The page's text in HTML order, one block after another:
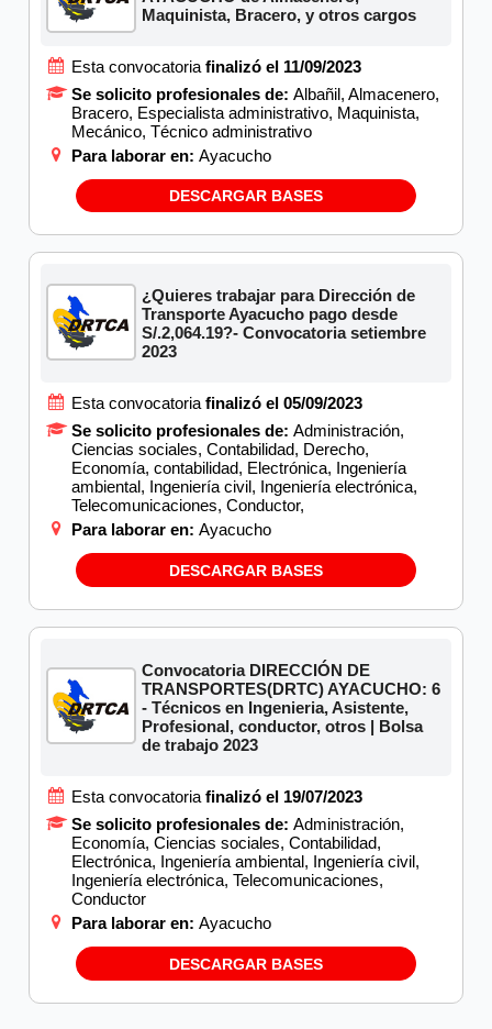
Maquinista, Bracero, y otros cargos
Esta convocatoria finalizó el 11/09/2023
Se solicito profesionales de: Albañil, Almacenero,
Bracero, Especialista administrativo, Maquinista,
Mecánico, Técnico administrativo
Para laborar en: Ayacucho
DESCARGAR BASES
¿Quieres trabajar para Dirección de
Transporte Ayacucho pago desde
S/.2,064.19?- Convocatoria setiembre
2023
Esta convocatoria finalizó el 05/09/2023
Se solicito profesionales de: Administración,
Ciencias sociales, Contabilidad, Derecho,
Economía, contabilidad, Electrónica, Ingeniería
ambiental, Ingeniería civil, Ingeniería electrónica,
Telecomunicaciones, Conductor,
Para laborar en: Ayacucho
DESCARGAR BASES
Convocatoria DIRECCIÓN DE
TRANSPORTES(DRTC) AYACUCHO: 6
- Técnicos en Ingenieria, Asistente,
Profesional, conductor, otros | Bolsa
de trabajo 2023
Esta convocatoria finalizó el 19/07/2023
Se solicito profesionales de: Administración,
Economía, Ciencias sociales, Contabilidad,
Electrónica, Ingeniería ambiental, Ingeniería civil,
Ingeniería electrónica, Telecomunicaciones,
Conductor
Para laborar en: Ayacucho
DESCARGAR BASES